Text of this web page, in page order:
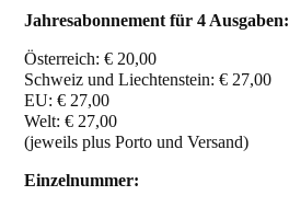
Jahresabonnement für 4 Ausgaben:
Österreich: € 20,00
Schweiz und Liechtenstein: € 27,00
EU: € 27,00
Welt: € 27,00
(jeweils plus Porto und Versand)
Einzelnummer: